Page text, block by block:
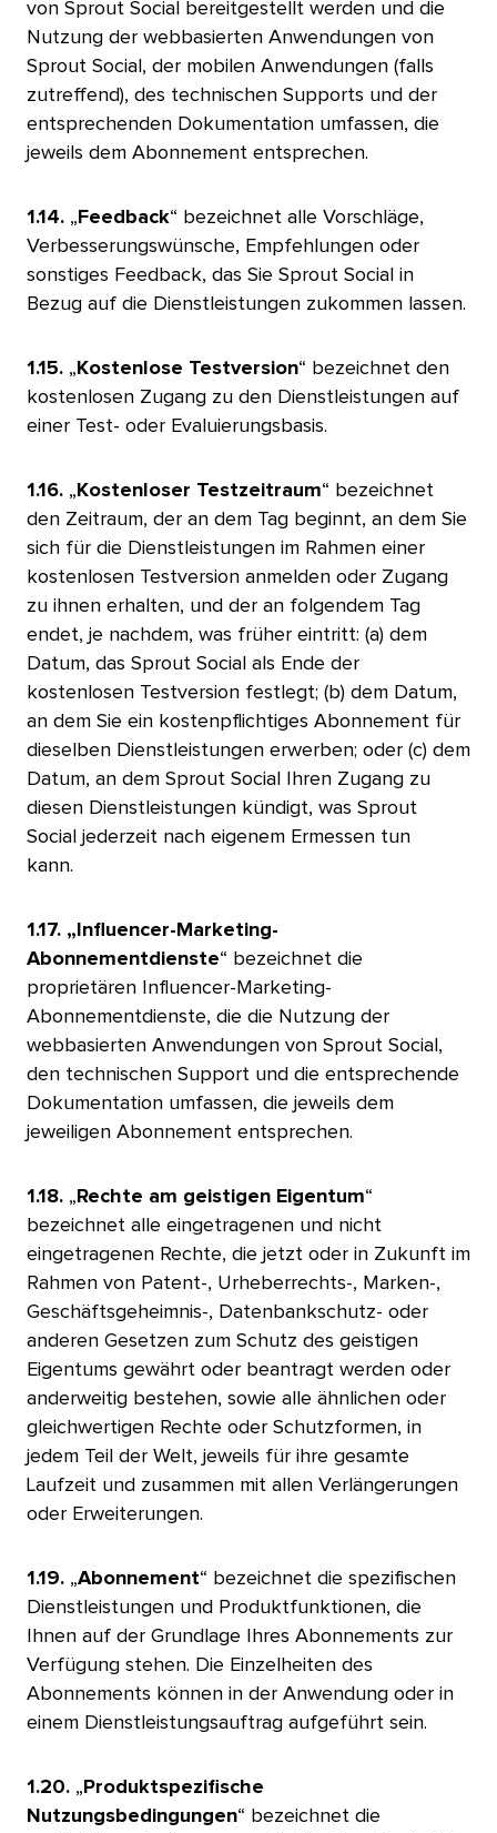
von Sprout Social bereitgestellt werden und die
Nutzung der webbasierten Anwendungen von
Sprout Social, der mobilen Anwendungen (falls
zutreffend), des technischen Supports und der
entsprechenden Dokumentation umfassen, die
jeweils dem Abonnement entsprechen.​​
1.14. „ Feedback“ bezeichnet alle Vorschläge,
Verbesserungswünsche, Empfehlungen oder
sonstiges Feedback, das Sie Sprout Social in
Bezug auf die Dienstleistungen zukommen lassen.​​
1.15. „ Kostenlose Testversion“ bezeichnet den
kostenlosen Zugang zu den Dienstleistungen auf
einer Test- oder Evaluierungsbasis.​​
1.16. „ Kostenloser Testzeitraum“ bezeichnet
den Zeitraum, der an dem Tag beginnt, an dem Sie
sich für die Dienstleistungen im Rahmen einer
kostenlosen Testversion anmelden oder Zugang
zu ihnen erhalten, und der an folgendem Tag
endet, je nachdem, was früher eintritt: (a) dem
Datum, das Sprout Social als Ende der
kostenlosen Testversion festlegt; (b) dem Datum,
an dem Sie ein kostenpflichtiges Abonnement für
dieselben Dienstleistungen erwerben; oder (c) dem
Datum, an dem Sprout Social Ihren Zugang zu
diesen Dienstleistungen kündigt, was Sprout
Social jederzeit nach eigenem Ermessen tun
kann.
1.17. „Influencer-Marketing-
Abonnementdienste“ bezeichnet die
proprietären Influencer-Marketing-
Abonnementdienste, die die Nutzung der
webbasierten Anwendungen von Sprout Social,
den technischen Support und die entsprechende
Dokumentation umfassen, die jeweils dem
jeweiligen Abonnement entsprechen.​​
1.18. „ Rechte am geistigen Eigentum“
bezeichnet alle eingetragenen und nicht
eingetragenen Rechte, die jetzt oder in Zukunft im
Rahmen von Patent-, Urheberrechts-, Marken-,
Geschäftsgeheimnis-, Datenbankschutz- oder
anderen Gesetzen zum Schutz des geistigen
Eigentums gewährt oder beantragt werden oder
anderweitig bestehen, sowie alle ähnlichen oder
gleichwertigen Rechte oder Schutzformen, in
jedem Teil der Welt, jeweils für ihre gesamte
Laufzeit und zusammen mit allen Verlängerungen
oder Erweiterungen.​​
1.19. „Abonnement“ bezeichnet die spezifischen
Dienstleistungen und Produktfunktionen, die
Ihnen auf der Grundlage Ihres Abonnements zur
Verfügung stehen. Die Einzelheiten des
Abonnements können in der Anwendung oder in
einem Dienstleistungsauftrag aufgeführt sein.​​
1.20. „ Produktspezifische
Nutzungsbedingungen“ bezeichnet die